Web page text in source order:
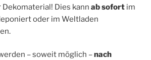
Dies kann ab sofort im
oder im Weltladen
– soweit möglich –nach